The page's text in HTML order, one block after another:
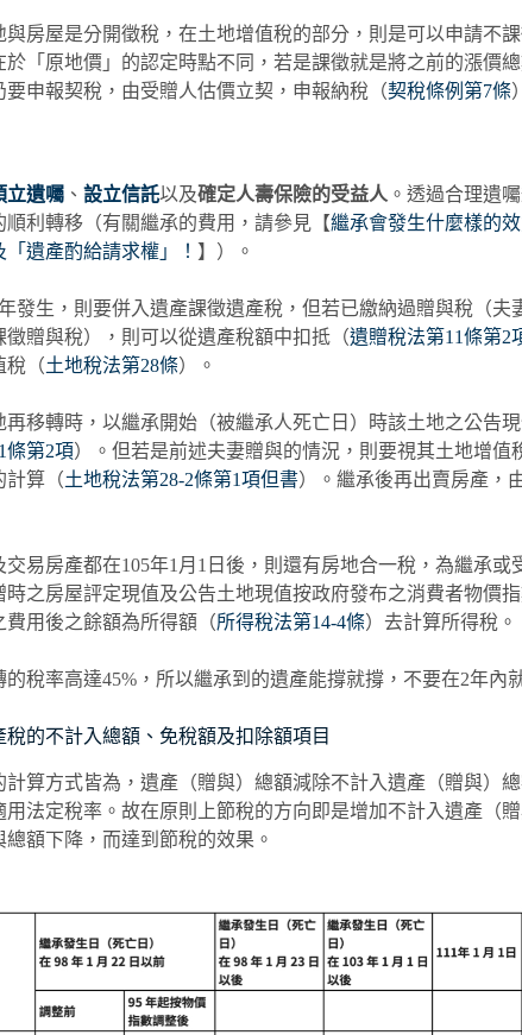
與房屋是分開徵稅，在土地增值稅的部分，則是可以申請不
於「原地價」的認定時點不同，若是課徵就是將之前的漲價
要申報契稅，由受贈人估價立契，申報納稅（契稅條例第7條
立遺囑、 設立信託以及確定人壽保險的受益人 。透過合理遺
順利轉移（有關繼承的費用，請參見【繼承會發生什麼樣的
遺產酌給請求權」！ 】）。
發生，則要併入遺產課徵遺產稅，但若已繳納過贈與稅（夫
徵贈與稅），則可以從遺產稅額中扣抵（遺贈稅法第11條第2
稅（土地稅法第28條）。
再移轉時，以繼承開始（被繼承人死亡日）時該土地之公告
條第2項）。但若是前述夫妻贈與的情況，則要視其土地增值
計算（土地稅法第28-2條第1項但書）。繼承後再出賣房產，
交易房產都在105年1月1日後，則還有房地合一稅，為繼承或
時之房屋評定現值及公告土地現值按政府發布之消費者物價
費用後之餘額為所得額（所得稅法第14-4條）去計算所得稅。
稅率高達45%，所以繼承到的遺產能撐就撐，不要在2年內
稅的不計入總額、免稅額及扣除額項目
計算方式皆為，遺產（贈與）總額減除不計入遺產（贈與）
用法定稅率。故在原則上節稅的方向即是增加不計入遺產（
額下降，而達到節稅的效果。